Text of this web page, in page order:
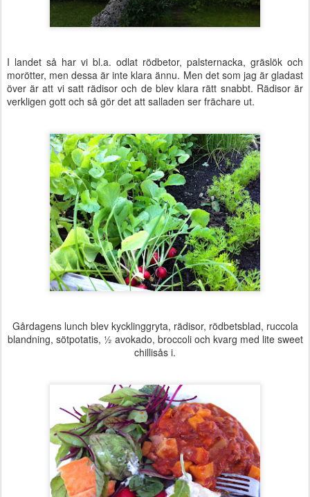
I landet så har vi bl.a. odlat rödbetor, palsternacka, gräslök och
morötter, men dessa är inte klara ännu. Men det som jag är gladast
över är att vi satt rädisor och de blev klara rätt snabbt. Rädisor är
verkligen gott och så gör det att salladen ser frächare ut.
Gårdagens lunch blev kycklinggryta, rädisor, rödbetsblad, ruccola
blandning, sötpotatis, ½ avokado, broccoli och kvarg med lite sweet
chillisås i.